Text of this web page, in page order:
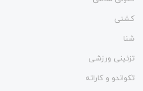
کشتی
شنا
تزئینی ورزشی
تکواندو و کاراته